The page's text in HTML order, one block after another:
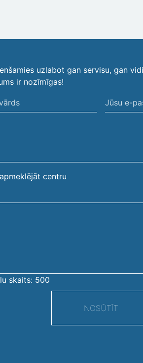
uzlabot gan servisu, gan
ir nozīmīgas!
Jūsu
e-
centru
skaits: 500
NOSŪTĪT